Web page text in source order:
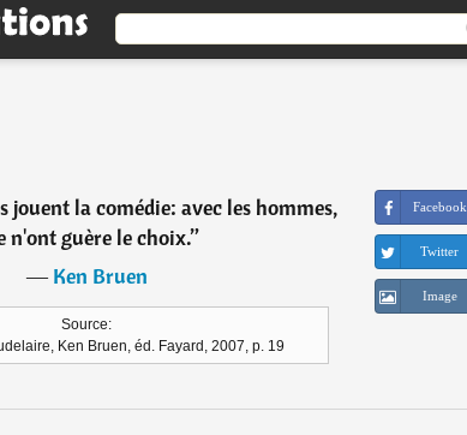
jouent la comédie: avec les hommes,
n'ont guère le choix.”
―Ken Bruen
Source:
Ken Bruen, éd. Fayard, 2007, p. 19
Facebook
Twitter
Image